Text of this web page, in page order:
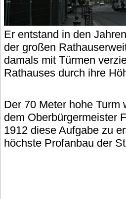
Er entstand in den
der großen
damals mit Türmen
Rathauses durch ihre
Der 70 Meter hohe Turm
dem Oberbürgermeister
1912 diese Aufgabe zu
höchste Profanbau der